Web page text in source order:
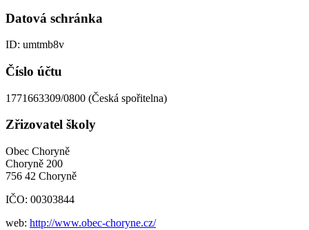
Datová schránka
ID: umtmb8v
Číslo účtu
1771663309/0800 (Česká spořitelna)
Zřizovatel školy
Obec Choryně
Choryně 200
756 42 Choryně
IČO: 00303844
web: http://www.obec-choryne.cz/